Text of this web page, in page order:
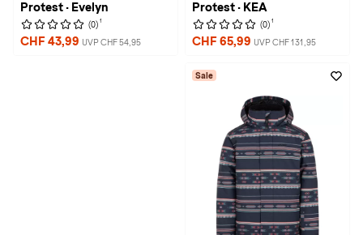
Protest · Evelyn
(0) 1
CHF 43,99 UVP CHF 54,95
Protest · KEA
(0) 1
CHF 65,99 UVP CHF 131,95
Sale